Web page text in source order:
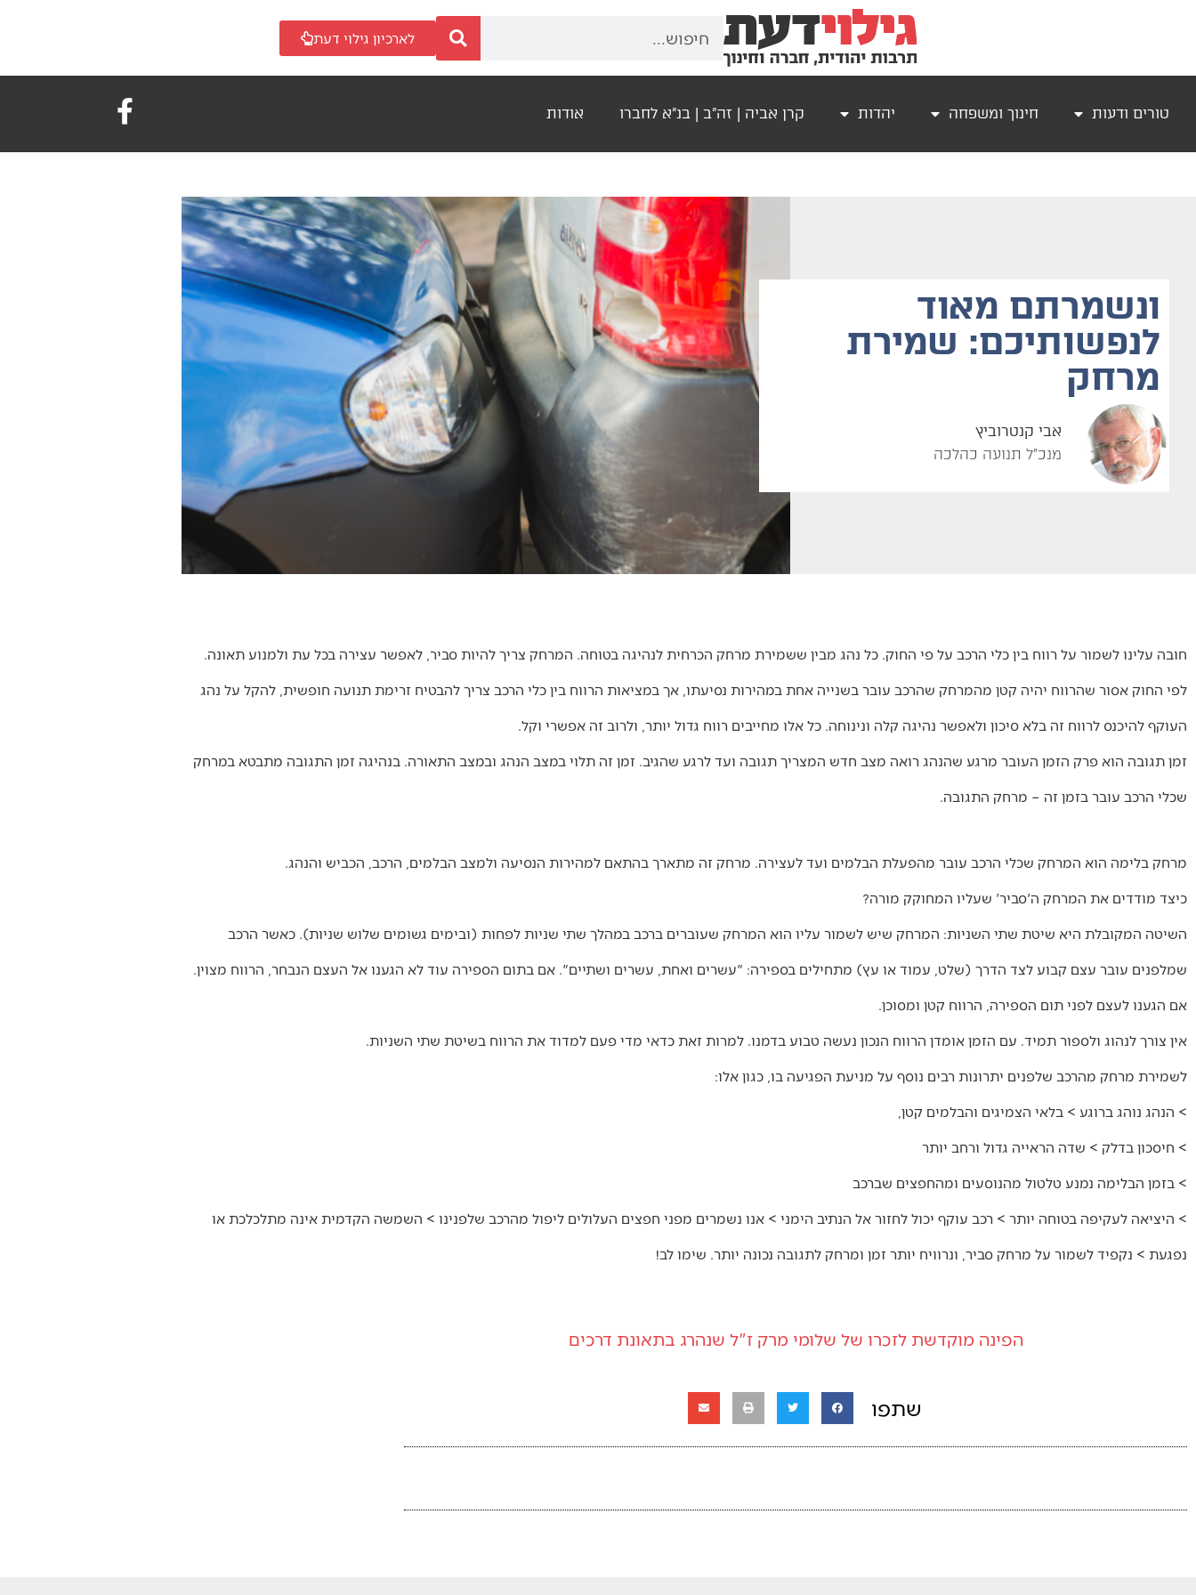
לארכיון גילוי דעת
טורים ודעות חינוך ומשפחה יהדות קרן אביה | זה"ב | בנ"א לחברו אודות
ונשמרתם מאוד
לנפשותיכם: שמירת
מרחק
אבי קנטרוביץ
מנכ"ל תנועה כהלכה
חובה עלינו לשמור על רווח בין כלי הרכב על פי החוק. כל נהג מבין ששמירת מרחק הכרחית לנהיגה בטוחה. המרחק צריך להיות סביר, לאפשר עצירה בכל עת ולמנוע תאונה.
לפי החוק אסור שהרווח יהיה קטן מהמרחק שהרכב עובר בשנייה אחת במהירות נסיעתו, אך במציאות הרווח בין כלי הרכב צריך להבטיח זרימת תנועה חופשית, להקל על נהג
העוקף להיכנס לרווח זה בלא סיכון ולאפשר נהיגה קלה ונינוחה. כל אלו מחייבים רווח גדול יותר, ולרוב זה אפשרי וקל.
זמן תגובה הוא פרק הזמן העובר מרגע שהנהג רואה מצב חדש המצריך תגובה ועד לרגע שהגיב. זמן זה תלוי במצב הנהג ובמצב התאורה. בנהיגה זמן התגובה מתבטא במרחק
שכלי הרכב עובר בזמן זה – מרחק התגובה.
מרחק בלימה הוא המרחק שכלי הרכב עובר מהפעלת הבלמים ועד לעצירה. מרחק זה מתארך בהתאם למהירות הנסיעה ולמצב הבלמים, הרכב, הכביש והנהג.
כיצד מודדים את המרחק ה'סביר' שעליו המחוקק מורה?
השיטה המקובלת היא שיטת שתי השניות: המרחק שיש לשמור עליו הוא המרחק שעוברים ברכב במהלך שתי שניות לפחות (ובימים גשומים שלוש שניות). כאשר הרכב
שמלפנים עובר עצם קבוע לצד הדרך (שלט, עמוד או עץ) מתחילים בספירה: "עשרים ואחת, עשרים ושתיים". אם בתום הספירה עוד לא הגענו אל העצם הנבחר, הרווח מצוין.
אם הגענו לעצם לפני תום הספירה, הרווח קטן ומסוכן.
אין צורך לנהוג ולספור תמיד. עם הזמן אומדן הרווח הנכון נעשה טבוע בדמנו. למרות זאת כדאי מדי פעם למדוד את הרווח בשיטת שתי השניות.
לשמירת מרחק מהרכב שלפנים יתרונות רבים נוסף על מניעת הפגיעה בו, כגון אלו:
> הנהג נוהג ברוגע > בלאי הצמיגים והבלמים קטן,
> חיסכון בדלק > שדה הראייה גדול ורחב יותר
> בזמן הבלימה נמנע טלטול מהנוסעים ומהחפצים שברכב
> היציאה לעקיפה בטוחה יותר > רכב עוקף יכול לחזור אל הנתיב הימני > אנו נשמרים מפני חפצים העלולים ליפול מהרכב שלפנינו > השמשה הקדמית אינה מתלכלכת או
נפגעת > נקפיד לשמור על מרחק סביר, ונרוויח יותר זמן ומרחק לתגובה נכונה יותר. שימו לב!
הפינה מוקדשת לזכרו של שלומי מרק ז"ל שנהרג בתאונת דרכים
שתפו